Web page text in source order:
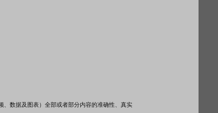
数据及图表）全部或者部分内容的准确性、真实